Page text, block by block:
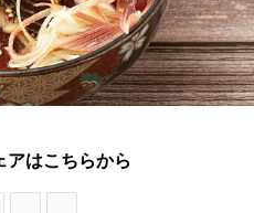
アはこちらから